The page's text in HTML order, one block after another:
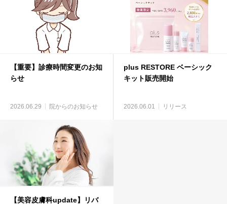
【重要】診療時間変更のお知
らせ
2026.06.29 院からのお知らせ
plus RESTORE ベーシック
キット販売開始
2026.06.01 リリース
【美容皮膚科update】リバ